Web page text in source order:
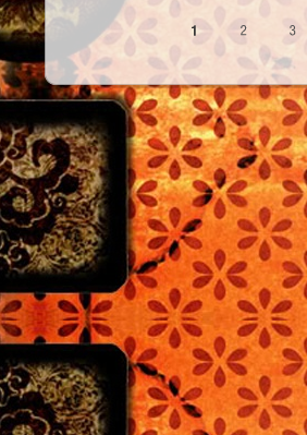
Oldalak